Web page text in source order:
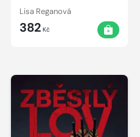
Lisa Reganová
382 Kč